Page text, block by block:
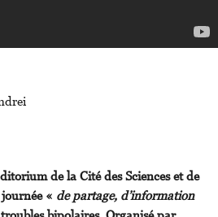
de la Cité des Sciences et de
« de partage, d’information